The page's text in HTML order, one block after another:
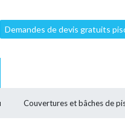
Demandes de devis gratuits
Couvertures et bâches de